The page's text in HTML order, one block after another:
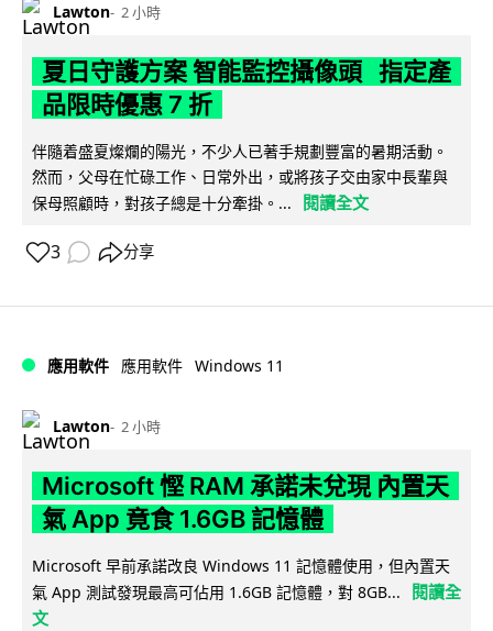
Lawton 2 小時
夏日守護方案 智能監控攝像頭 指定產
品限時優惠 7 折
伴隨着盛夏燦爛的陽光，不少人已著手規劃豐富的暑期活動。
然而，父母在忙碌工作、日常外出，或將孩子交由家中長輩與
保母照顧時，對孩子總是十分牽掛。...
閱讀全文
3 分享
應用軟件 應用軟件 Windows 11
Lawton 2 小時
Microsoft 慳 RAM 承諾未兌現 內置天
氣 App 竟食 1.6GB 記憶體
Microsoft 早前承諾改良 Windows 11 記憶體使用，但內置天
氣 App 測試發現最高可佔用 1.6GB 記憶體，對 8GB...
閱讀全
文